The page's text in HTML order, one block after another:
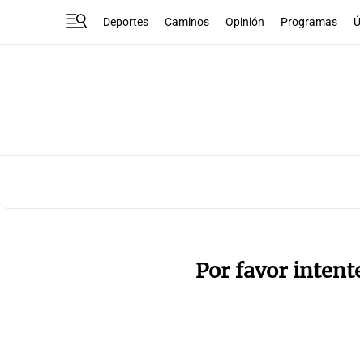
Deportes Caminos Opinión Programas
Por favor